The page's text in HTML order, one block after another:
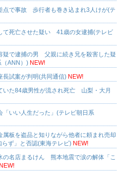
点で事故 歩行者も巻き込まれ3人けが(テ
て死亡させた疑い 41歳の女逮捕(テレビ
疑で逮捕の男 父親に続き兄を殺害した疑
ANN）) NEW!
長試案が判明(共同通信) NEW!
いた84歳男性が流され死亡 山梨・大月
「いい人生だった」(テレビ朝日系
属板を盗品と知りながら他者に頼まれ売却
ず」と否認(東海テレビ) NEW!
の名店まるけん 熊本地震で涙の解体「こ
NEW!